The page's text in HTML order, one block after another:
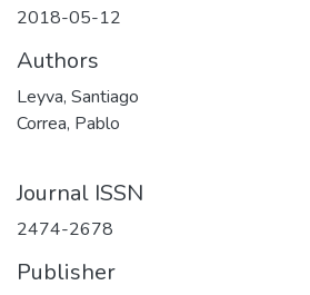
2018-05-12
Authors
Leyva, Santiago
Correa, Pablo
Journal ISSN
2474-2678
Publisher